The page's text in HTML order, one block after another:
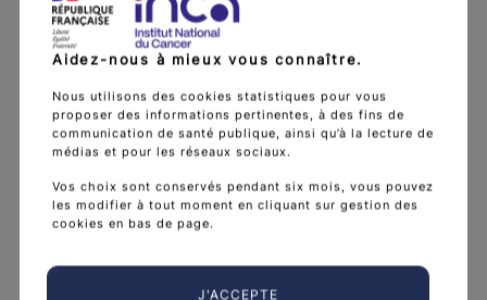
L'Institut national du cancer est l’agence d'expertise
sanitaire et scientifique en cancérologie de l’État.
Découvrir l’Institut arrow_forward
Aidez-nous à mieux vous connaître.
Nous utilisons des cookies statistiques pour vous
proposer des informations pertinentes, à des fins de
communication de santé publique, ainsi qu’à la lecture de
médias et pour les réseaux sociaux.
Vos choix sont conservés pendant six mois, vous pouvez
les modifier à tout moment en cliquant sur gestion des
cookies en bas de page.
J'ACCEPTE